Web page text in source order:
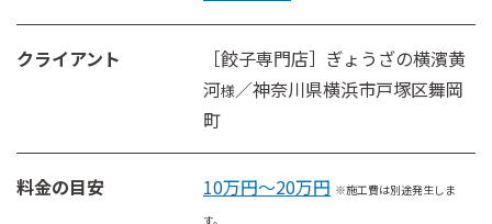
クライアント
［餃子専門店］ぎょうざの横濱黄
河様／神奈川県横浜市戸塚区舞岡
町
料金の目安 10万円～20万円 ※施工費は別途発生しま
す。